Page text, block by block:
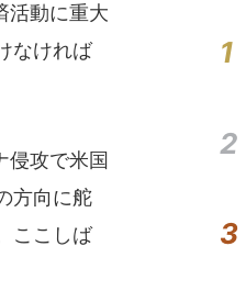
活動に重大
なければ
侵攻で米国
方向に舵
ここしば